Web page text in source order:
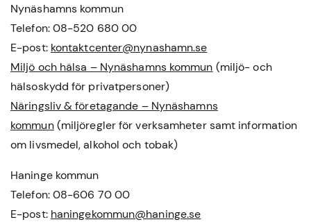
Nynäshamns kommun
Telefon: 08-520 680 00
E-post: kontaktcenter@nynashamn.se
Miljö och hälsa – Nynäshamns kommun (miljö- och
hälsoskydd för privatpersoner)
Näringsliv & företagande – Nynäshamns
kommun(miljöregler för verksamheter samt information
om livsmedel, alkohol och tobak)
Haninge kommun
Telefon: 08-606 70 00
E-post: haningekommun@haninge.se